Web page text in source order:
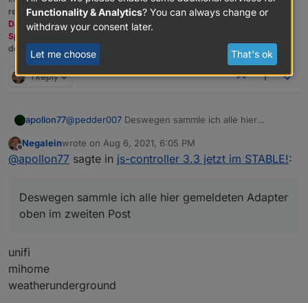
rechts unten im Beitrag wenn er euch geholfen hat.
Das Forum freut sich über eine Spende. Benutzt dazu den
Spendenbutton oben rechts. Danke!
der Installationsfixer:
curl -fsL https://iobroker.net/fix.sh | bash -
1 Reply 1
apollon77@pedder007 Deswegen sammle ich alle hier
die Issues landen bei den Adaptern, weil nicht der
Controller hier "schuld" ist.
Offline
Negaleinwrote on Aug 6, 2021, 6:05 PM
last edited by
@apollon77 sagte in js-controller 3.3 jetzt im STABLE!:
Deswegen sammle ich alle hier gemeldeten Adapter
oben im zweiten Post
unifi
mihome
weatherunderground
Functionality & Analytics? You can always change or
withdraw your consent later.
Let me choose That's ok